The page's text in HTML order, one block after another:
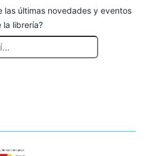
las últimas novedades y eventos
la librería?